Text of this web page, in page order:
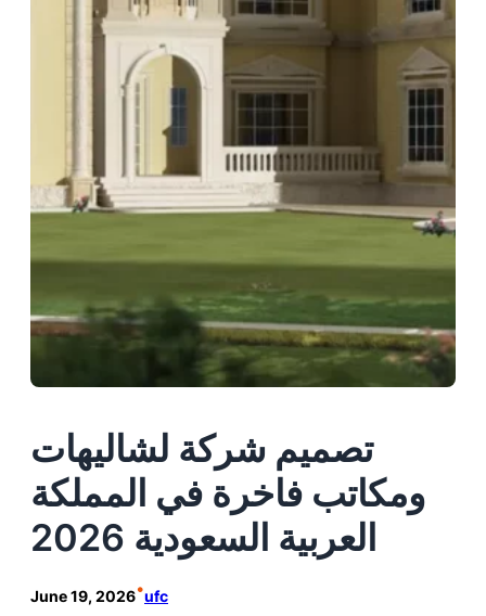
تصميم شركة لشاليهات
ومكاتب فاخرة في المملكة
العربية السعودية 2026
June 19, 2026•ufc